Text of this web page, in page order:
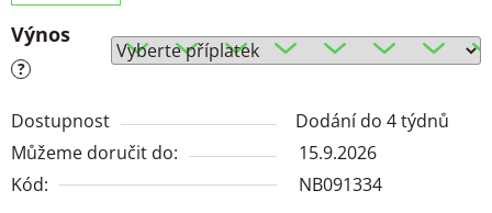
Výnos
?
Dostupnost
Dodání do 4 týdnů
Můžeme doručit do:
15.9.2026
Kód:
NB091334